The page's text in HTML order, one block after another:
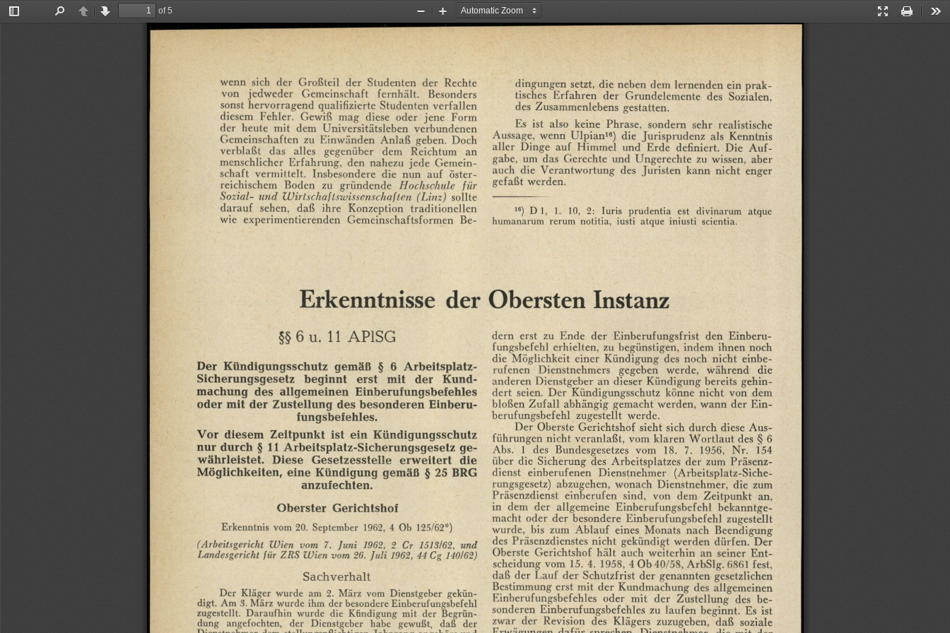
Toggle
PreviousNext
of 5
Presentation
Print
Zoom
Out
Zoom
In
wenn sich der Großteil der Studenten der Rechte
von
jedweder Gemeinschaft fernhält.
Besonders
sonst hervorragend qualifizierte Studenten verfallen
diesem Fehler. Gewiß mag diese oder jene Form
der heute mit dem Universitätsleben verbundenen
Gemeinschaften zu Einwänden Anlaß geben. Doch
verblaßt
das alles gegenüber dem Reichtum
an
menschlicher Erfahrung, den nahezu jede Gemein¬
schaft vermittelt. Insbesondere die nun auf öster¬
reichischem
Boden zu gründende Hochschule
für
Sozial- und Wirtschaftswissenschaften (Linz) sollte
darauf sehen, daß ihre Konzeption
traditionellen
wie experimentierenden Gemeinschaftsformen Be¬
dingungen setzt, die neben dem lernenden ein prak¬
tisches Erfahren der Grundelemente des Sozialen,
des Zusammenlebens gestatten.
Es ist also keine Phrase, sondern sehr realistische
Aussage, wenn Ulpian16) die Jurisprudenz als Kenntnis
aller Dinge auf Himmel und Erde definiert. Die Auf¬
gabe,
um das Gerechte und Ungerechte zu wissen,
aber
auch die Verantwortung des Juristen kann nicht enger
gefaßt werden.
16) Dl, 1. 10, 2: Iuris prudentia est divinarum atque
humanarum rerum notitia, iusti atque iniusti scicntia.
Erkenntnisse der Obersten Instanz
§§ 6 u. 11 AP1SG
Der Kündigungsschutz gemäß § 6
Arbeitsplatz-
Sicherungsgesetz
beginnt erst mit der
Kund¬
machung des allgemeinen Einberufungsbefehles
oder mit der Zustellung des besonderen Einberu¬
fungsbefehles.
Vor diesem Zeitpunkt ist ein Kündigungsschutz
nur durch § 11 Arbeitsplatz-Sicherungsgesetz ge¬
währleistet.
Diese Gesetzesstelle erweitert
die
Möglichkeiten,
eine Kündigung gemäß § 25 BRG
anzufechten.
Oberster Gerichtshof
Erkenntnis vom 20. September 1962, 4 Ob 125/62*)
(Arbeitsgericht Wien vom 7. Juni 1962, 2 Cr 1513/62, und
Landesgericht für ZRS Wien vom 26. Juli 1962, 44 Cg 140/62)
Sachverhalt
Der Kläger wurde am 2. März vom Dienstgeber gekün¬
digt. Am 3. März wurde ihm derbesondere Einberufungsbefehl
zugestellt. Daraufhin wurde die Kündigung mit der Begrün¬
dung angefochten, der Dienstgeber habe gewußt, daß der
dern erst zu Ende der Einberufungsfrist den Einberu¬
fungsbefehl erhielten, zu begünstigen, indem ihnen noch
die Möglichkeit einer Kündigung des noch nicht einbe¬
rufenen
Dienstnehmers gegeben werde, während
die
anderen Dienstgeber an dieser Kündigung bereits gehin¬
dert seien. Der Kündigungsschutz könne nicht von dem
bloßen Zufall abhängig gemacht werden, wann der Ein¬
berufungsbefehl zugestellt werde.
Der Oberste Gerichtshof sieht sich durch diese Aus¬
führungen nicht veranlaßt, vom klaren Wortlaut des § 6
Abs.
1 des Bundesgesetzes vom 18. 7. 1956, Nr.
154
über die Sicherung des Arbeitsplatzes der zum Präsenz¬
dienst
einberufenen Dienstnehmer
(Arbeitsplatz-Siche-
rungsgesetz) abzugehen, wonach Dienstnehmer, die zum
Präsenzdienst einberufen sind, von dem Zeitpunkt an,
in dem der allgemeine Einberufungsbefehl bekanntge¬
macht oder der besondere Einberufungsbefehl zugestellt
wurde,
bis zum Ablauf eines Monats nach Beendigung
des Präsenzdienstes nicht gekündigt werden dürfen. Der
Oberste Gerichtshof hält auch weiterhin an seiner Ent¬
scheidung vom 15. 4. 1958, 4 Ob 40/58, ArbSlg. 6861 fest,
daß der Lauf der Schutzfrist der genannten gesetzlichen
Bestimmung erst mit der Kundmachung des allgemeinen
Einberufungsbefehles oder mit der Zustellung des be¬
sonderen Einberufungsbefehles zu laufen beginnt. Es ist
zwar der Revision des Klägers zuzugeben, daß soziale